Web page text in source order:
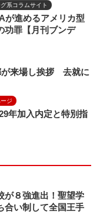
系コラムサイト
が進めるアメリカ型
功罪【月刊ブンデ
が来場し挨拶 去就に
ジ
年加入内定と特別指
が８強進出！聖望学
合い制して全国王手